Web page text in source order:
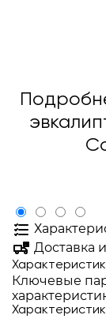
Доставка
Ключевые